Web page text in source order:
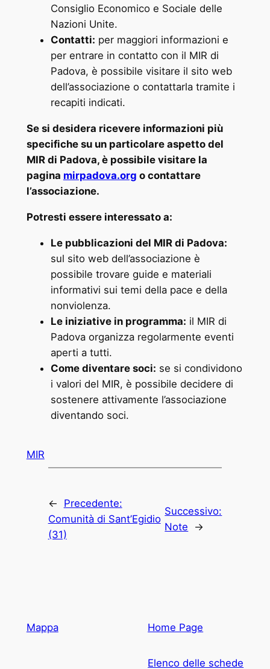
Consiglio Economico e Sociale delle
Nazioni Unite.
Contatti: per maggiori informazioni e
per entrare in contatto con il MIR di
Padova, è possibile visitare il sito web
dell’associazione o contattarla tramite i
recapiti indicati.
Se si desidera ricevere informazioni più
specifiche su un particolare aspetto del
MIR di Padova, è possibile visitare la
pagina mirpadova.org o contattare
l’associazione.
Potresti essere interessato a:
Le pubblicazioni del MIR di Padova:
sul sito web dell’associazione è
possibile trovare guide e materiali
informativi sui temi della pace e della
nonviolenza.
Le iniziative in programma: il MIR di
Padova organizza regolarmente eventi
aperti a tutti.
Come diventare soci: se si condividono
i valori del MIR, è possibile decidere di
sostenere attivamente l’associazione
diventando soci.
MIR
←
Precedente:
Comunità di Sant’Egidio
(31)
Successivo:
Note
→
Mappa Home Page
Elenco delle schede